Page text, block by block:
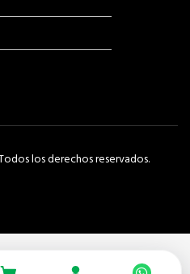
los derechos reservados.